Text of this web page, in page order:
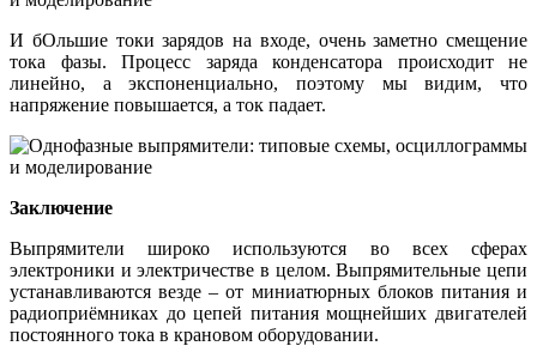
И бОльшие токи зарядов на входе, очень заметно смещение
тока фазы. Процесс заряда конденсатора происходит не
линейно, а экспоненциально, поэтому мы видим, что
напряжение повышается, а ток падает.
Заключение
Выпрямители широко используются во всех сферах
электроники и электричестве в целом. Выпрямительные цепи
устанавливаются везде – от миниатюрных блоков питания и
радиоприёмниках до цепей питания мощнейших двигателей
постоянного тока в крановом оборудовании.